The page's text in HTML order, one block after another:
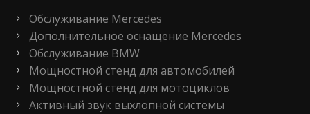
Обслуживание Mercedes
Дополнительное оснащение Mercedes
Обслуживание BMW
Мощностной стенд для автомобилей
Мощностной стенд для мотоциклов
Активный звук выхлопной системы